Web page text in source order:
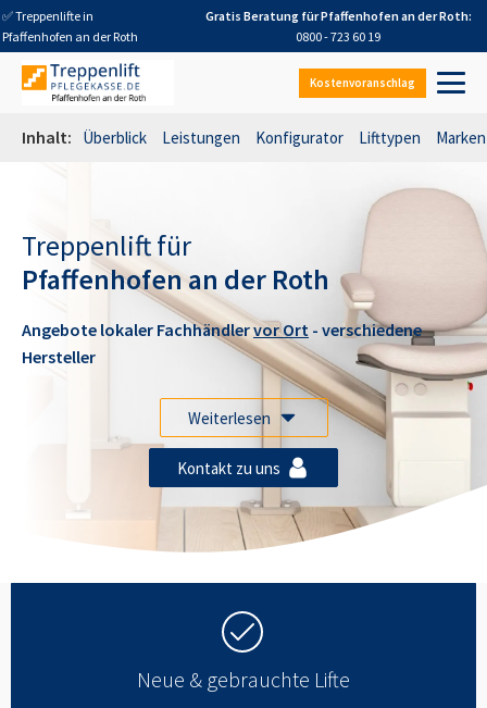
✅ Treppenlifte in
Pfaffenhofen an der Roth
Gratis Beratung fürPfaffenhofen an der Roth:
0800 - 723 60 19
Kostenvoranschlag
Inhalt: Überblick Leistungen Konfigurator Lifttypen Marken
Treppenlift für
Pfaffenhofen an der Roth
Angebote lokaler Fachhändlervor Ort - verschiedene
Hersteller
Weiterlesen
Kontakt zu uns
Neue & gebrauchte Lifte